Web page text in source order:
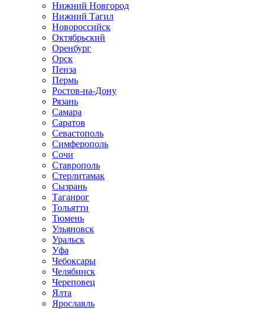
Нижний Новгород
Нижний Тагил
Новороссийск
Октябрьский
Оренбург
Орск
Пенза
Пермь
Ростов-на-Дону
Рязань
Самара
Саратов
Севастополь
Симферополь
Сочи
Ставрополь
Стерлитамак
Сызрань
Таганрог
Тольятти
Тюмень
Ульяновск
Уральск
Уфа
Чебоксары
Челябинск
Череповец
Ялта
Ярославль